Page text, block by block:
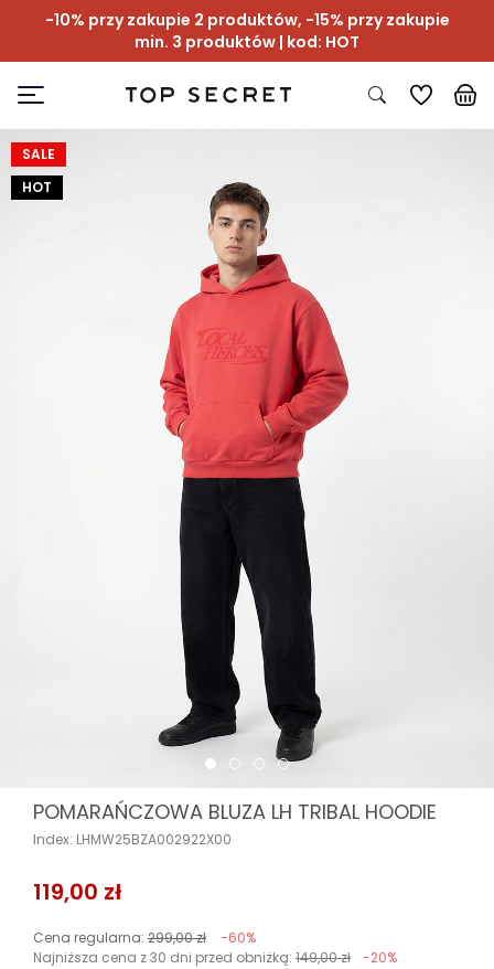
-10% przy zakupie 2 produktów, -15% przy zakupie
min. 3 produktów | kod: HOT
SALE
HOT
POMARAŃCZOWA BLUZA LH TRIBAL HOODIE
Index: LHMW25BZA002922X00
119,00 zł
Cena regularna: 299,00 zł
-60%
Najniższa cena z 30 dni przed obniżką: 149,00 zł -20%